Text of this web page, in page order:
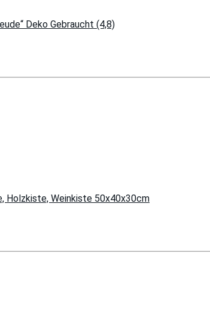
Deko Gebraucht (4,8)
Holzkiste, Weinkiste 50x40x30cm